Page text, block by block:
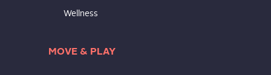
Wellness
MOVE & PLAY